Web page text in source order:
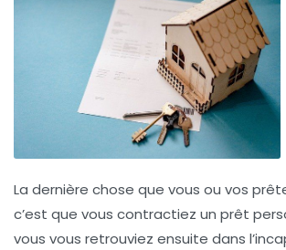
La dernière chose que vous ou vos
c’est que vous contractiez un prêt
vous vous retrouviez ensuite dans